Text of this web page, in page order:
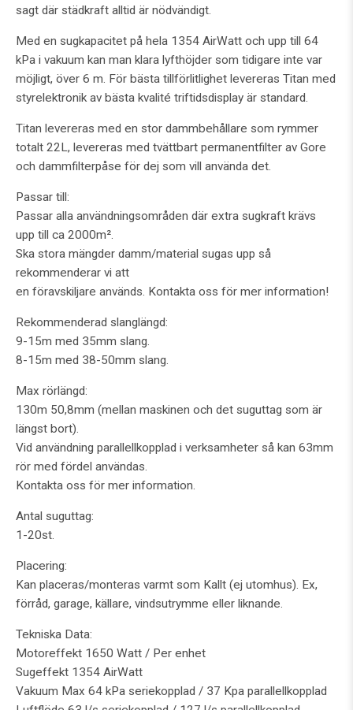
sagt där städkraft alltid är nödvändigt.
Med en sugkapacitet på hela 1354 AirWatt och upp till 64
kPa i vakuum kan man klara lyfthöjder som tidigare inte var
möjligt, över 6 m. För bästa tillförlitlighet levereras Titan med
styrelektronik av bästa kvalité triftidsdisplay är standard.
Titan levereras med en stor dammbehållare som rymmer
totalt 22L, levereras med tvättbart permanentfilter av Gore
och dammfilterpåse för dej som vill använda det.
Passar till:
Passar alla användningsområden där extra sugkraft krävs
upp till ca 2000m².
Ska stora mängder damm/material sugas upp så
rekommenderar vi att
en föravskiljare används. Kontakta oss för mer information!
Rekommenderad slanglängd:
9-15m med 35mm slang.
8-15m med 38-50mm slang.
Max rörlängd:
130m 50,8mm (mellan maskinen och det suguttag som är
längst bort).
Vid användning parallellkopplad i verksamheter så kan 63mm
rör med fördel användas.
Kontakta oss för mer information.
Antal suguttag:
1-20st.
Placering:
Kan placeras/monteras varmt som Kallt (ej utomhus). Ex,
förråd, garage, källare, vindsutrymme eller liknande.
Tekniska Data:
Motoreffekt 1650 Watt / Per enhet
Sugeffekt 1354 AirWatt
Vakuum Max 64 kPa seriekopplad / 37 Kpa parallellkopplad